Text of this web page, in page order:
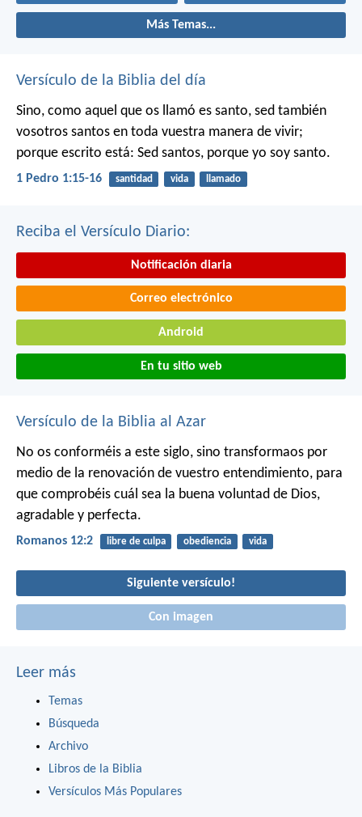
Más Temas...
Versículo de la Biblia del día
Sino, como aquel que os llamó es santo, sed también
vosotros santos en toda vuestra manera de vivir;
porque escrito está: Sed santos, porque yo soy santo.
1 Pedro 1:15-16 santidad vida llamado
Reciba el Versículo Diario:
Notificación diaria
Correo electrónico
Android
En tu sitio web
Versículo de la Biblia al Azar
No os conforméis a este siglo, sino transformaos por
medio de la renovación de vuestro entendimiento, para
que comprobéis cuál sea la buena voluntad de Dios,
agradable y perfecta.
Romanos 12:2 libre de culpa obediencia vida
Siguiente versículo!
Con imagen
Leer más
Temas
Búsqueda
Archivo
Libros de la Biblia
Versículos Más Populares